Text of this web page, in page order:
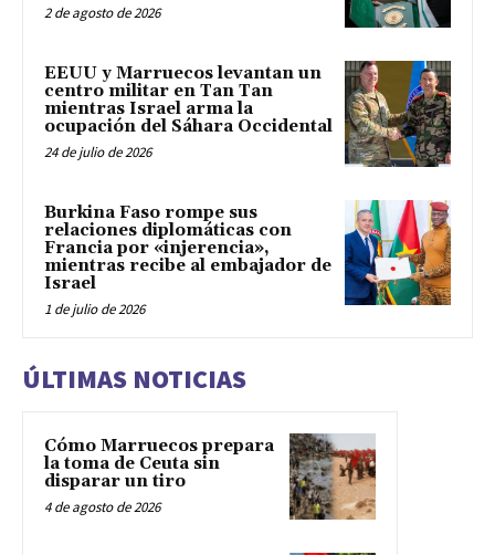
2 de agosto de 2026
EEUU y Marruecos levantan un
centro militar en Tan Tan
mientras Israel arma la
ocupación del Sáhara Occidental
24 de julio de 2026
Burkina Faso rompe sus
relaciones diplomáticas con
Francia por «injerencia»,
mientras recibe al embajador de
Israel
1 de julio de 2026
ÚLTIMAS NOTICIAS
Cómo Marruecos prepara
la toma de Ceuta sin
disparar un tiro
4 de agosto de 2026